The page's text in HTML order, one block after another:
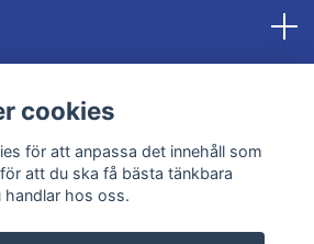
cookies
för att anpassa det innehåll som
att du ska få bästa tänkbara
handlar hos oss.